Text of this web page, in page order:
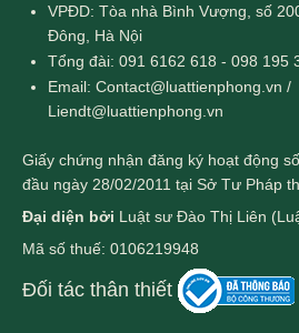
VPĐD: Tòa nhà Bình Vượng, số
Đông, Hà Nội
Tổng đài: 091 6162 618 - 098 195
Email: Contact@luattienphong.vn /
Liendt@luattienphong.vn
Giấy chứng nhận đăng ký hoạt động
đầu ngày 28/02/2011 tại Sở Tư Pháp
Đại diện bởi Luật sư Đào Thị Liên
Mã số thuế: 0106219948
Đối tác thân thiết